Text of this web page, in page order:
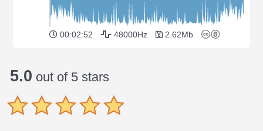
00:02:52 48000Hz 2.62Mb
5.0 out of 5 stars